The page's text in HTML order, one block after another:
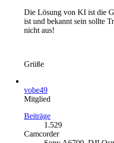
Die Lösung von KI ist die
ist und bekannt sein sollte
nicht aus!
Grüße
vobe49
Mitglied
Beiträge
1.529
Camcorder